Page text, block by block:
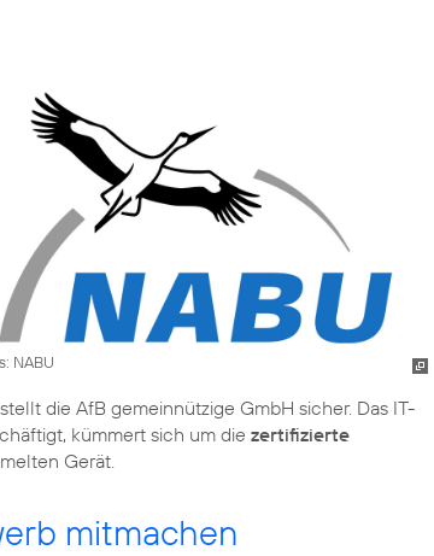
NABU
die AfB gemeinnützige GmbH sicher. Das IT-
kümmert sich um die zertifizierte
Gerät.
mitmachen